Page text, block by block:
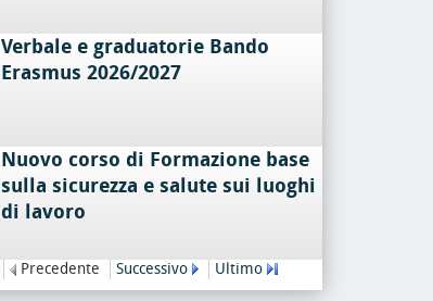
Verbale e graduatorie Bando
Erasmus 2026/2027
Nuovo corso di Formazione base
sulla sicurezza e salute sui luoghi
di lavoro
Precedente Successivo Ultimo